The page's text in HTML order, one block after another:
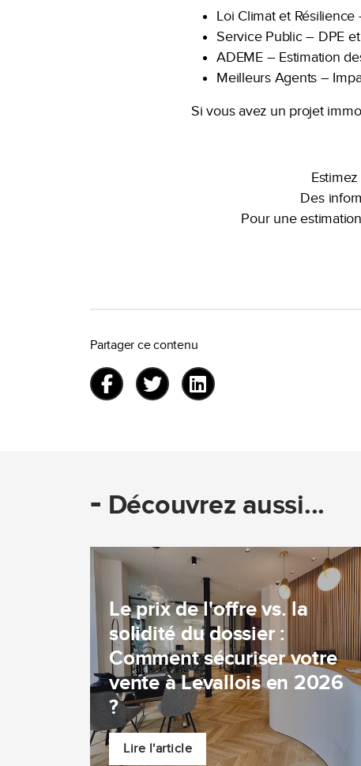
Loi Climat et
Service Public – DPE
ADEME – Estimation
Meilleurs Agents –
Si vous avez un projet
Des
Pour une
Partager ce contenu
- Découvrez aussi...
Le prix de l'offre vs. la
solidité du dossier :
Comment sécuriser votre
vente à Levallois en 2026
?
Lire l'article